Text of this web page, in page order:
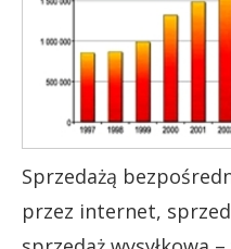
Sprzedażą
przez internet,